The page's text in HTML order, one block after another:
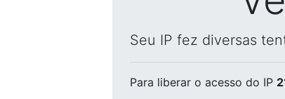
Seu IP fez diversas
Para liberar o acesso do IP